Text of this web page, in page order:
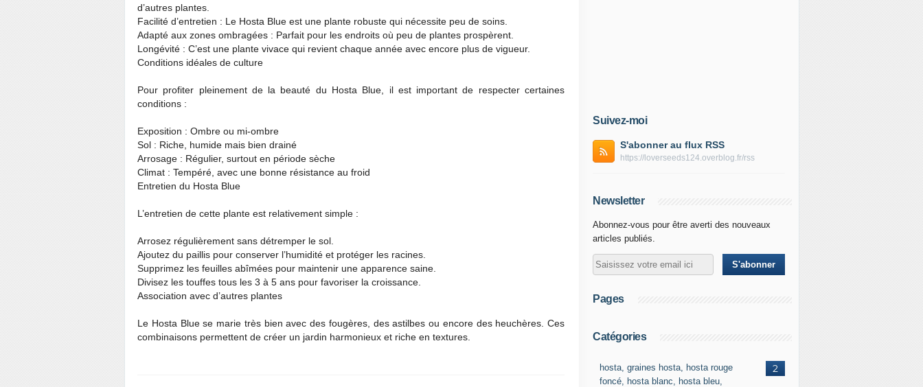
d’autres plantes.
Facilité d’entretien : Le Hosta Blue est une plante robuste qui nécessite peu de soins.
Adapté aux zones ombragées : Parfait pour les endroits où peu de plantes prospèrent.
Longévité : C’est une plante vivace qui revient chaque année avec encore plus de vigueur.
Conditions idéales de culture
Pour profiter pleinement de la beauté du Hosta Blue, il est important de respecter certaines
conditions :
Exposition : Ombre ou mi-ombre
Sol : Riche, humide mais bien drainé
Arrosage : Régulier, surtout en période sèche
Climat : Tempéré, avec une bonne résistance au froid
Entretien du Hosta Blue
L’entretien de cette plante est relativement simple :
Arrosez régulièrement sans détremper le sol.
Ajoutez du paillis pour conserver l’humidité et protéger les racines.
Supprimez les feuilles abîmées pour maintenir une apparence saine.
Divisez les touffes tous les 3 à 5 ans pour favoriser la croissance.
Association avec d’autres plantes
Le Hosta Blue se marie très bien avec des fougères, des astilbes ou encore des heuchères. Ces
combinaisons permettent de créer un jardin harmonieux et riche en textures.
Suivez-moi
S'abonner au flux RSS
https://loverseeds124.overblog.fr/rss
Newsletter
Abonnez-vous pour être averti des nouveaux
articles publiés.
Pages
Catégories
2
hosta, graines hosta, hosta rouge
foncé, hosta blanc, hosta bleu,